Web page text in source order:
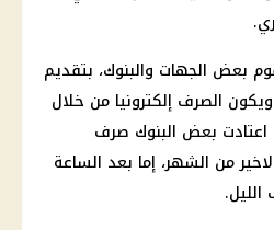
بعض الجهات والبنوك، بتقديم
الصرف إلكترونيا من خلال
اعتادت بعض البنوك صرف
من الشهر، إما بعد الساعة